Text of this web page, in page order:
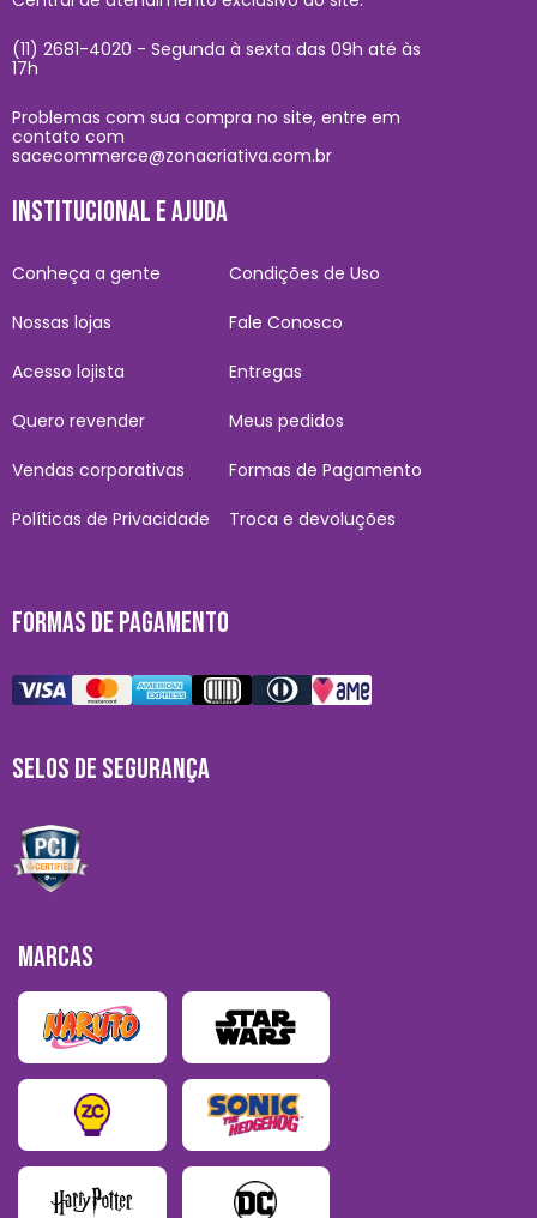
(11) 2681-4020 - Segunda à sexta das 09h até às
17h
Problemas com sua compra no site, entre em
contato com
sacecommerce@zonacriativa.com.br
INSTITUCIONAL E AJUDA
Conheça a gente
Nossas lojas
Acesso lojista
Quero revender
Vendas corporativas
Políticas de Privacidade
Condições de Uso
Fale Conosco
Entregas
Meus pedidos
Formas de Pagamento
Troca e devoluções
FORMAS DE PAGAMENTO
SELOS DE SEGURANÇA
MARCAS